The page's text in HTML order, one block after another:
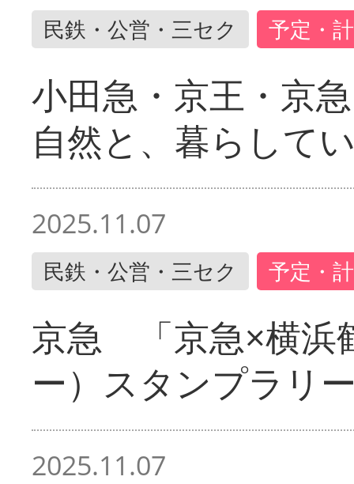
民鉄・公営・三セク 予定・
小田急・京王・京
自然と、暮らして
2025.11.07
民鉄・公営・三セク 予定・
京急 「京急×横浜
ー）スタンプラリ
2025.11.07